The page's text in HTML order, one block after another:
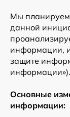
Мы планируем
данной
информации,
защите
информации»).
Основные
информации: